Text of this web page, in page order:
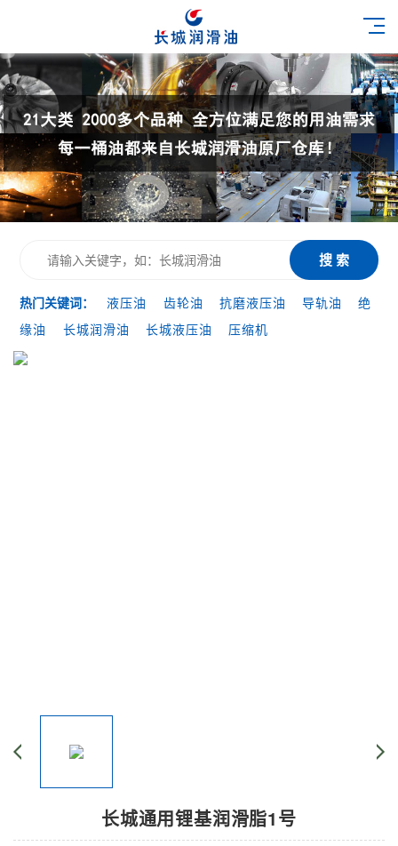
搜 索
热门关键词： 液压油 齿轮油 抗磨液压油 导轨油
绝
缘油
长城润滑油 长城液压油 压缩机
长城通用锂基润滑脂1号